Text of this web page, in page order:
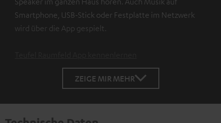
Smartphone, USB-Stick oder Festplatte im Netzwerk
wird über die App gespielt.
ZEIGE MIR MEHR